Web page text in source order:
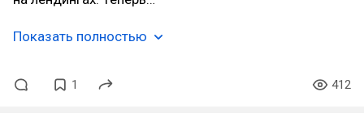
Показать полностью
1 412